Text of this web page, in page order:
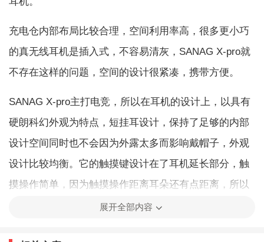
充电仓内部布局比较合理，空间利用率高，很多更小巧
的真无线耳机是插入式，不容易清灰，SANAG X-pro就
不存在这样的问题，空间的设计很紧凑，携带方便。
SANAG X-pro主打电竞，所以在耳机的设计上，以具有
硬朗科幻外观为特点，短挂耳设计，保持了足够的内部
设计空间同时也不会因为外露太多而影响戴帽子，外观
设计比较均衡。它的触摸键设计在了耳机延长部分，触
摸操作简单，因为触摸操作距离耳朵还有点距离，所以
听诊器效应微乎其微，这一点兼顾了实用性。
展开全部内容